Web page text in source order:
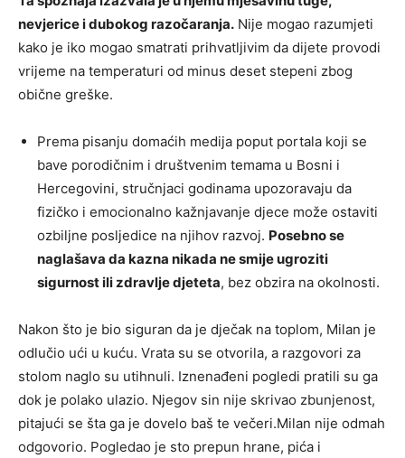
nevjerice i dubokog razočaranja. Nije mogao razumjeti
kako je iko mogao smatrati prihvatljivim da dijete provodi
vrijeme na temperaturi od minus deset stepeni zbog
obične greške.
Prema pisanju domaćih medija poput portala koji se
bave porodičnim i društvenim temama u Bosni i
Hercegovini, stručnjaci godinama upozoravaju da
fizičko i emocionalno kažnjavanje djece može ostaviti
ozbiljne posljedice na njihov razvoj. Posebno se
naglašava da kazna nikada ne smije ugroziti
sigurnost ili zdravlje djeteta, bez obzira na okolnosti.
Nakon što je bio siguran da je dječak na toplom, Milan je
odlučio ući u kuću. Vrata su se otvorila, a razgovori za
stolom naglo su utihnuli. Iznenađeni pogledi pratili su ga
dok je polako ulazio. Njegov sin nije skrivao zbunjenost,
pitajući se šta ga je dovelo baš te večeri.Milan nije odmah
odgovorio. Pogledao je sto prepun hrane, pića i